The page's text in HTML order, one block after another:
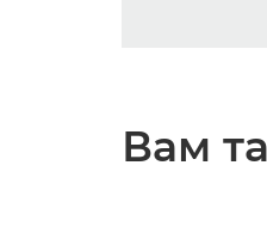
Вам